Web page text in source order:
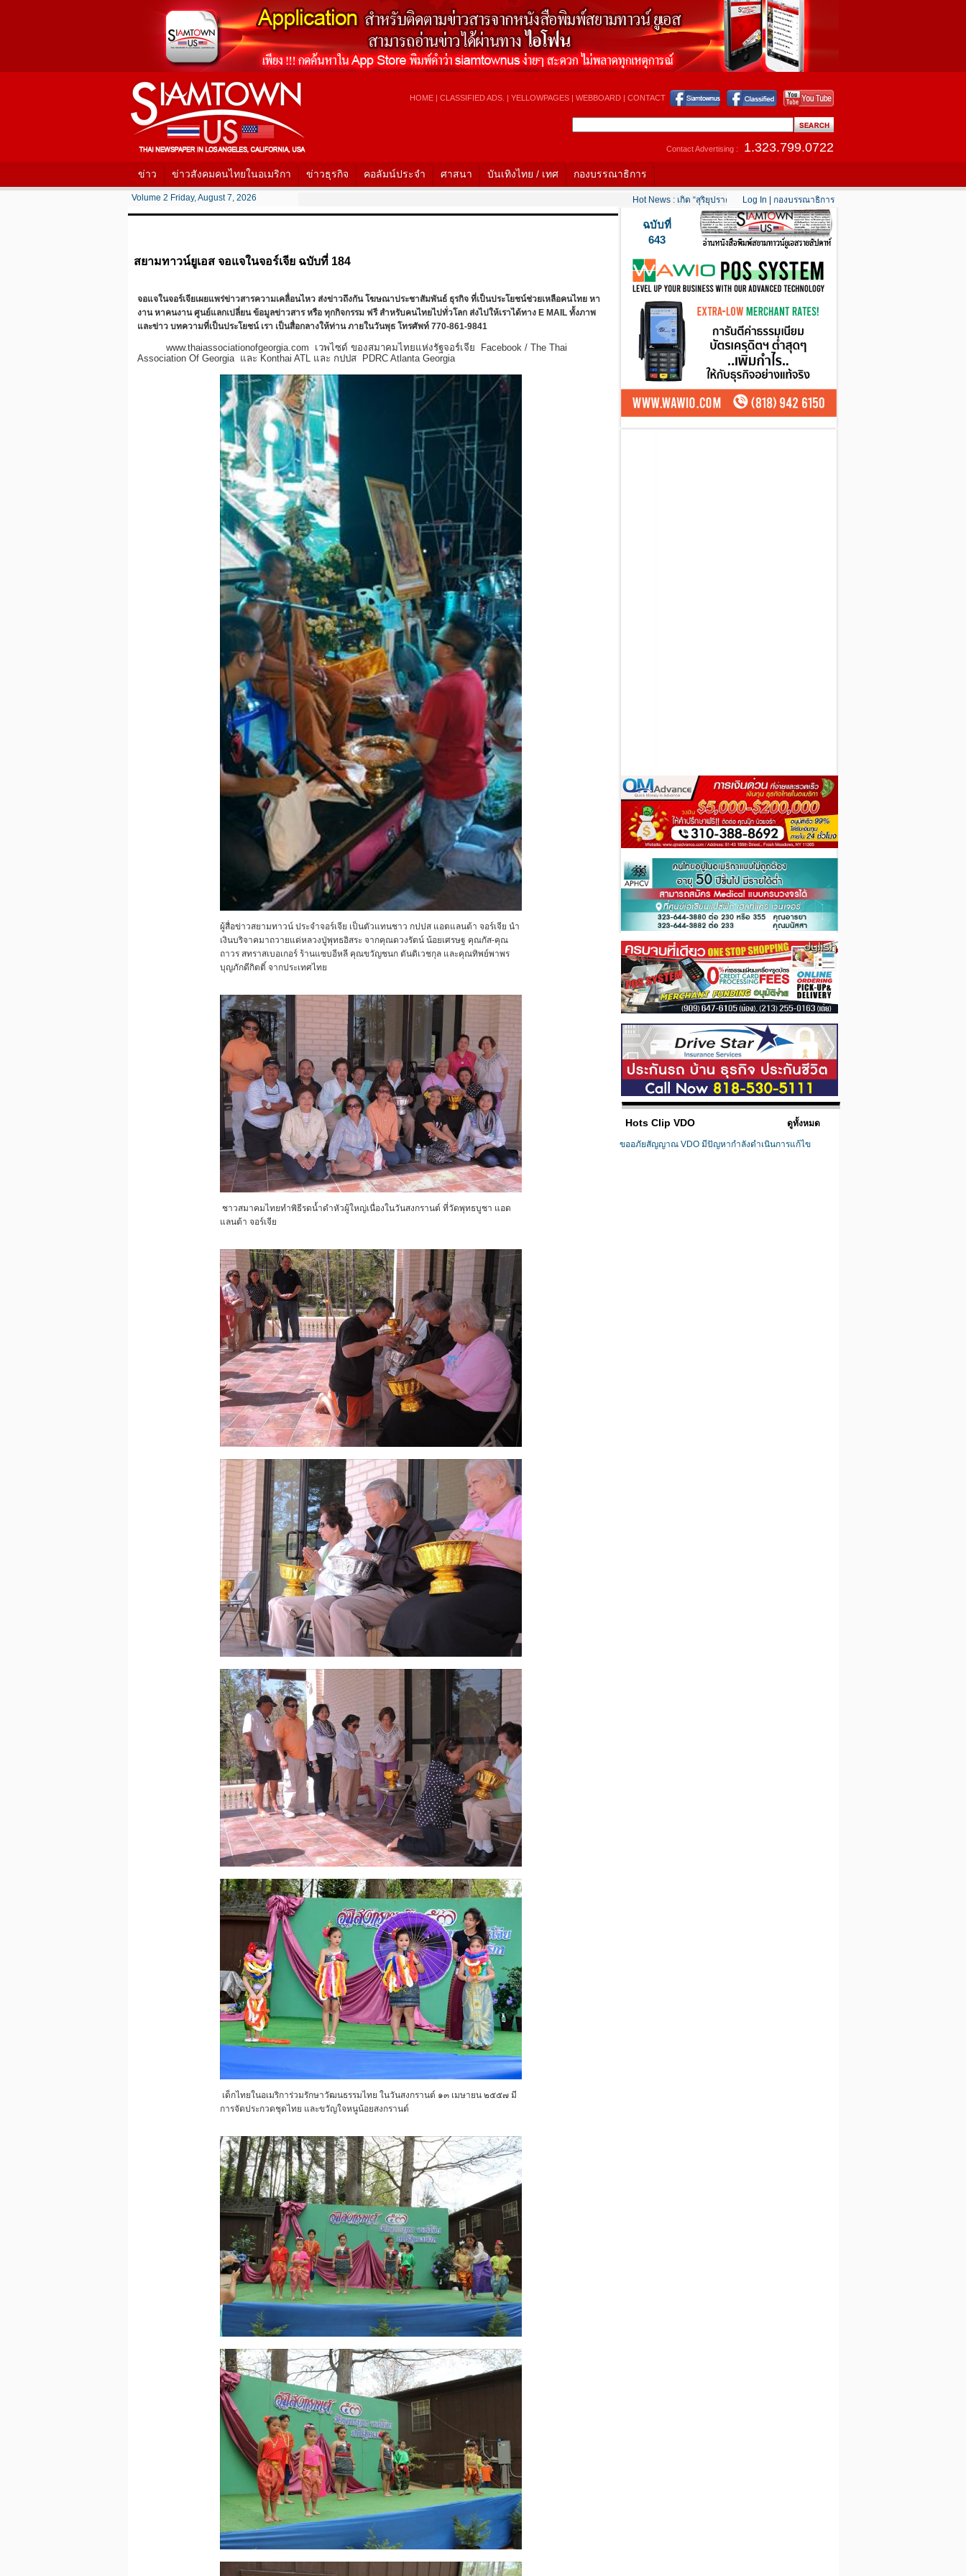
HOME| CLASSIFIED ADS. | YELLOWPAGES| WEBBOARD| CONTACT
Contact Advertising : 1.323.799.0722
ข่าว ข่าวสังคมคนไทยในอเมริกา ข่าวธุรกิจ คอลัมน์ประจำ ศาสนา บันเทิงไทย / เทศ กองบรรณาธิการ
Volume 2 Friday, August 7, 2026 Hot News : เกิด “สุริยุปราคาเต็มดวง” 12 สิงหาคมนี้....Hot News : แคลิฟอร์เนียใต้เริ่มคลายร้อน
Log In กองบรรณาธิการ
สยามทาวน์ยูเอส จอแจในจอร์เจีย ฉบับที่ 184
จอแจในจอร์เจียเผยแพร่ข่าวสารความเคลื่อนไหว ส่งข่าวถึงกัน โฆษณาประชาสัมพันธ์ ธุรกิจ ที่เป็นประโยชน์ช่วยเหลือคนไทย หา
งาน หาคนงาน ศูนย์แลกเปลี่ยน ข้อมูลข่าวสาร หรือ ทุกกิจกรรม ฟรี สำหรับคนไทยไปทั่วโลก ส่งไปให้เราได้ทาง E MAIL ทั้งภาพ
และข่าว บทความที่เป็นประโยชน์ เรา เป็นสื่อกลางให้ท่าน ภายในวันพุธ โทรศัพท์ 770-861-9841
www.thaiassociationofgeorgia.com เวพไซด์ ของสมาคมไทยแห่งรัฐจอร์เจีย Facebook / The Thai
Association Of Georgia และ Konthai ATL และ กปปส PDRC Atlanta Georgia
ผู้สื่อข่าวสยามทาวน์ ประจำจอร์เจีย เป็นตัวแทนชาว กปปส แอตแลนต้า จอร์เจีย นำ
เงินบริจาคมาถวายแด่หลวงปู่พุทธอิสระ จากคุณดวงรัตน์ น้อยเศรษฐ คุณกัส-คุณ
ถาวร สทราสเบอเกอร์ ร้านแซบอีหลี คุณขวัญชนก ตันติเวชกุล และคุณทิพย์พาพร
บุญภักดีกิตติ์ จากประเทศไทย
ชาวสมาคมไทยทำพิธีรดน้ำดำหัวผู้ใหญ่เนื่องในวันสงกรานต์ ที่วัดพุทธบูชา แอด
แลนต้า จอร์เจีย
เด็กไทยในอเมริการ่วมรักษาวัฒนธรรมไทย ในวันสงกรานต์ ๑๓ เมษายน ๒๕๕๗ มี
การจัดประกวดชุดไทย และขวัญใจหนูน้อยสงกรานต์
ฉบับที่
643
Hots Clip VDO ดูทั้งหมด
ขออภัยสัญญาณ VDO มีปัญหากำลังดำเนินการแก้ไข